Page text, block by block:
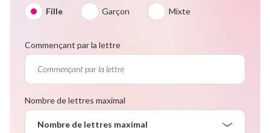
Fille Garçon Mixte
Commençant par la lettre
Nombre de lettres maximal
Nombre de lettres maximal